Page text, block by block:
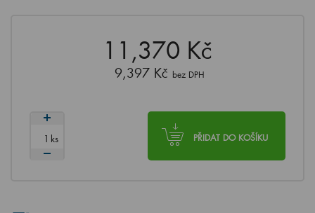
11,370 Kč
9,397 Kč bez DPH
PŘIDAT DO KOŠÍKU
ks